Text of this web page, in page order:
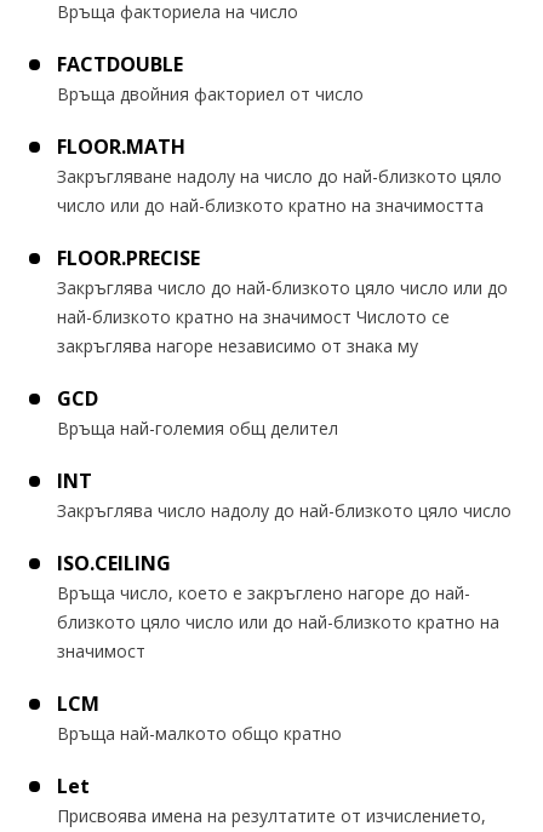
Връща факториела на число
FACTDOUBLE
Връща двойния факториел от число
FLOOR.MATH
Закръгляване надолу на число до най-близкото цяло
число или до най-близкото кратно на значимостта
FLOOR.PRECISE
Закръглява число до най-близкото цяло число или до
най-близкото кратно на значимост Числото се
закръглява нагоре независимо от знака му
GCD
Връща най-големия общ делител
INT
Закръглява число надолу до най-близкото цяло число
ISO.CEILING
Връща число, което е закръглено нагоре до най-
близкото цяло число или до най-близкото кратно на
значимост
LCM
Връща най-малкото общо кратно
Let
Присвоява имена на резултатите от изчислението,